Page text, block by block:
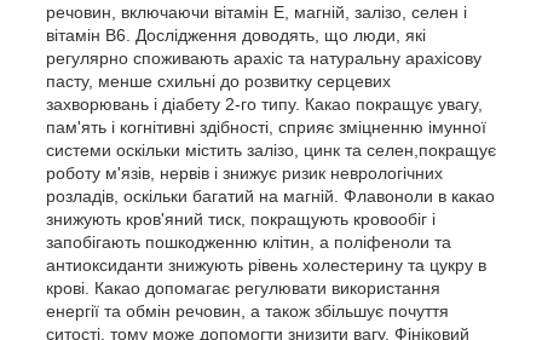
речовин, включаючи вітамін Е, магній, залізо, селен і
вітамін В6. Дослідження доводять, що люди, які
регулярно споживають арахіс та натуральну арахісову
пасту, менше схильні до розвитку серцевих
захворювань і діабету 2-го типу. Какао покращує увагу,
пам'ять і когнітивні здібності, сприяє зміцненню імунної
системи оскільки містить залізо, цинк та селен,покращує
роботу м'язів, нервів і знижує ризик неврологічних
розладів, оскільки багатий на магній. Флавоноли в какао
знижують кров'яний тиск, покращують кровообіг і
запобігають пошкодженню клітин, а поліфеноли та
антиоксиданти знижують рівень холестерину та цукру в
крові. Какао допомагає регулювати використання
енергії та обмін речовин, а також збільшує почуття
ситості, тому може допомогти знизити вагу. Фініковий